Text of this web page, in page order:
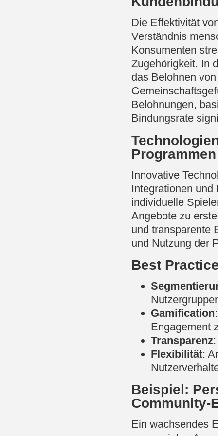
Die Effektivität
Verständnis
Konsumenten
Zugehörigkeit. In
das Belohnen
Belohnungen,
Bindungsrate
Programmen
Innovative
Integrationen
individuelle
Angebote zu
und transparente
und Nutzung der
Best
Gamification
Engagement
Transparenz
Flexibilität:
Beispiel:
Community-
Ein wachsendes